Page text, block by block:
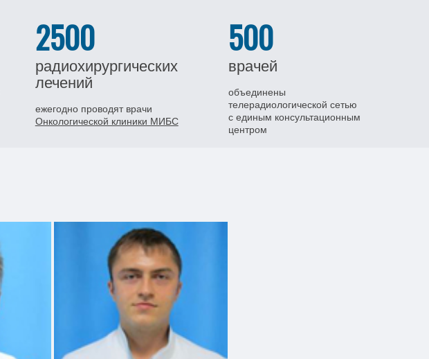
2500
радиохирургических
лечений
ежегодно проводят врачи
Онкологической клиники МИБС
500
врачей
объединены
телерадиологической сетью
с единым консультационным
центром